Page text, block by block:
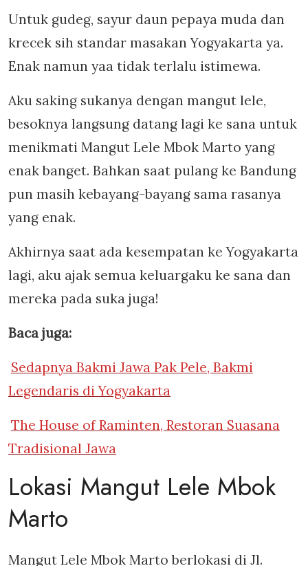
Untuk gudeg, sayur daun pepaya muda dan
krecek sih standar masakan Yogyakarta ya.
Enak namun yaa tidak terlalu istimewa.
Aku saking sukanya dengan mangut lele,
besoknya langsung datang lagi ke sana untuk
menikmati Mangut Lele Mbok Marto yang
enak banget. Bahkan saat pulang ke Bandung
pun masih kebayang-bayang sama rasanya
yang enak.
Akhirnya saat ada kesempatan ke Yogyakarta
lagi, aku ajak semua keluargaku ke sana dan
mereka pada suka juga!
Baca juga:
Sedapnya Bakmi Jawa Pak Pele, Bakmi
Legendaris di Yogyakarta
The House of Raminten, Restoran Suasana
Tradisional Jawa
Lokasi Mangut Lele Mbok
Marto
Mangut Lele Mbok Marto berlokasi di Jl.